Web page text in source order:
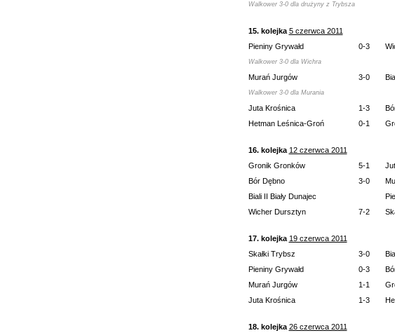
Walkower 3-0 dla drużyny z Trybsza
15. kolejka 5 czerwca 2011
Pieniny Grywałd
0-3
Walkower 3-0 dla Wichra
Murań Jurgów 3-0
Walkower 3-0 dla Murania
Juta Krośnica 1-3
Hetman Leśnica-Groń
0-1
16. kolejka 12 czerwca 2011
Gronik Gronków
5-1
Bór Dębno
3-0
Biali II Biały Dunajec
Wicher Dursztyn
7-2
17. kolejka 19 czerwca 2011
Skałki Trybsz
3-0
Pieniny Grywałd
0-3
Murań Jurgów
1-1
Juta Krośnica
1-3
18. kolejka 26 czerwca 2011